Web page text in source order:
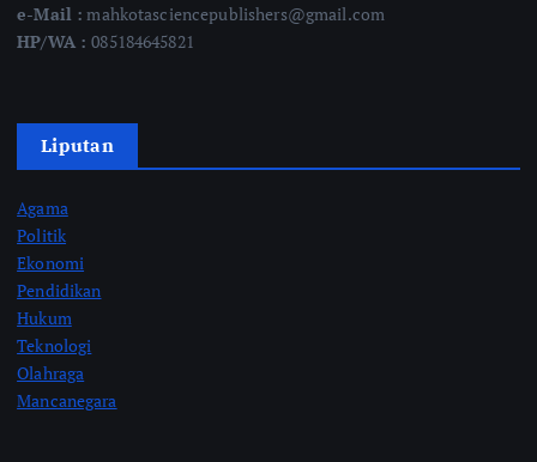
e-Mail : mahkotasciencepublishers@gmail.com
HP/WA :085184645821
Liputan
Agama
Politik
Ekonomi
Pendidikan
Hukum
Teknologi
Olahraga
Mancanegara